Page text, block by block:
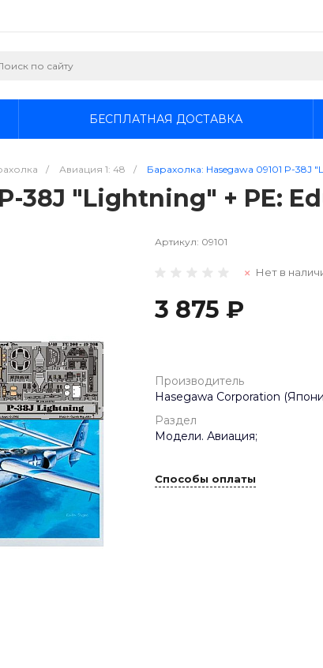
БЕСПЛАТНАЯ ДОСТАВКА
/ Авиация 1: 48 / Барахолка: Hasegawa 09101 P-38J
38J "Lightning" + PE:
Артикул: 09101
Нет в
3 875 ₽
Производитель
Hasegawa Corporation
Раздел
Модели. Авиация;
Способы оплаты